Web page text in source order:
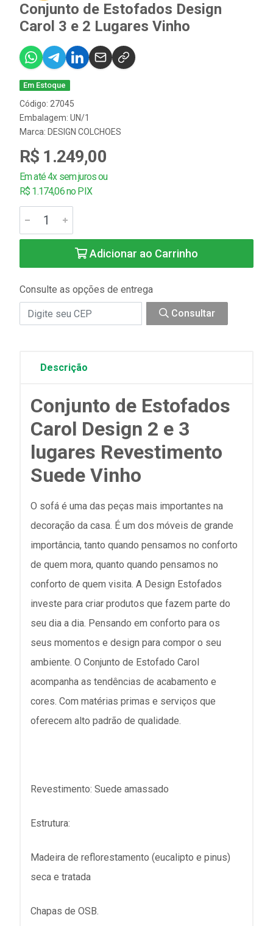
Conjunto de Estofados Design
Carol 3 e 2 Lugares Vinho
Em Estoque
Código: 27045
Embalagem: UN/1
Marca: DESIGN COLCHOES
R$ 1.249,00
Em até 4x sem juros ou
R$ 1.174,06 no PIX
Adicionar ao Carrinho
Consulte as opções de entrega
Consultar
Descrição
Conjunto de Estofados
Carol Design 2 e 3
lugares Revestimento
Suede Vinho
O sofá é uma das peças mais importantes na
decoração da casa. É um dos móveis de grande
importância, tanto quando pensamos no conforto
de quem mora, quanto quando pensamos no
conforto de quem visita. A Design Estofados
investe para criar produtos que fazem parte do
seu dia a dia. Pensando em conforto para os
seus momentos e design para compor o seu
ambiente. O Conjunto de Estofado Carol
acompanha as tendências de acabamento e
cores. Com matérias primas e serviços que
oferecem alto padrão de qualidade.
Revestimento: Suede amassado
Estrutura:
Madeira de reflorestamento (eucalipto e pinus)
seca e tratada
Chapas de OSB.